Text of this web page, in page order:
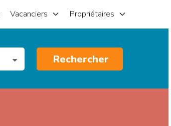
Vacanciers Propriétaires
Rechercher